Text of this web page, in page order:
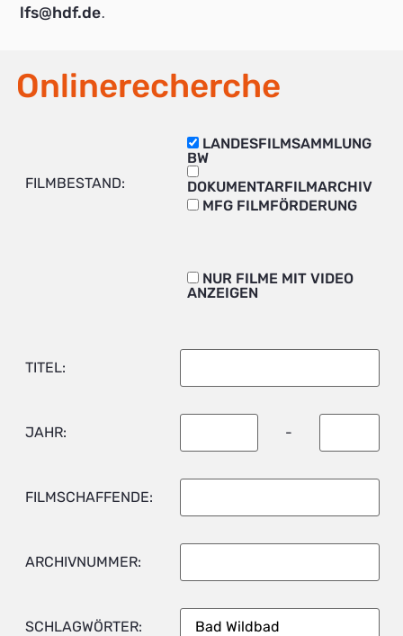
lfs@hdf.de.
Onlinerecherche
FILMBESTAND:
LANDESFILMSAMMLUNG
BW
DOKUMENTARFILMARCHIV
MFG FILMFÖRDERUNG
NUR FILME MIT VIDEO
ANZEIGEN
TITEL:
JAHR: -
FILMSCHAFFENDE:
ARCHIVNUMMER:
SCHLAGWÖRTER: